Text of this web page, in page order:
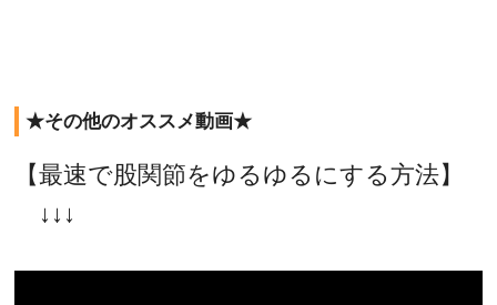
★その他のオススメ動画★
【最速で股関節をゆるゆるにする方法】
↓↓↓